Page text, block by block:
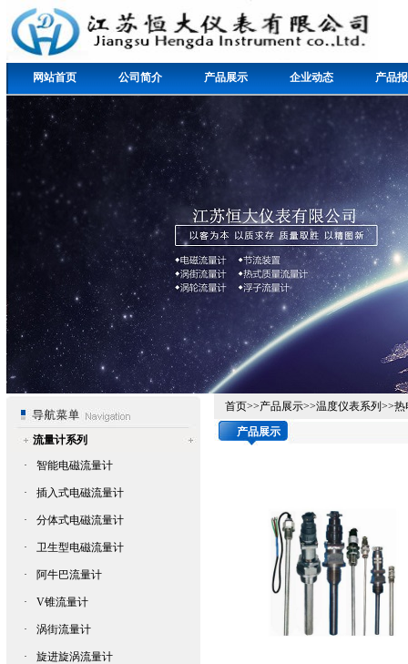
网站首页 公司简介 产品展示 企业动态 产品
流量计系列
·
智能电磁流量计
· 插入式电磁流量计
· 分体式电磁流量计
· 卫生型电磁流量计
· 阿牛巴流量计
· V锥流量计
· 涡街流量计
· 旋进旋涡流量计
首页>>产品展示>>温度仪表系列 >>热
产品展示